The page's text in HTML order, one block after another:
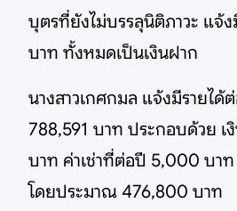
บุตรที่ยังไม่บรรลุนิติภาวะ แจ้
บาท ทั้งหมดเป็นเงินฝาก
นางสาวเกศกมล แจ้งมีรายไ
788,591 บาท ประกอบด้วย เ
บาท ค่าเช่าที่ต่อปี 5,000 บา
โดยประมาณ 476,800 บาท